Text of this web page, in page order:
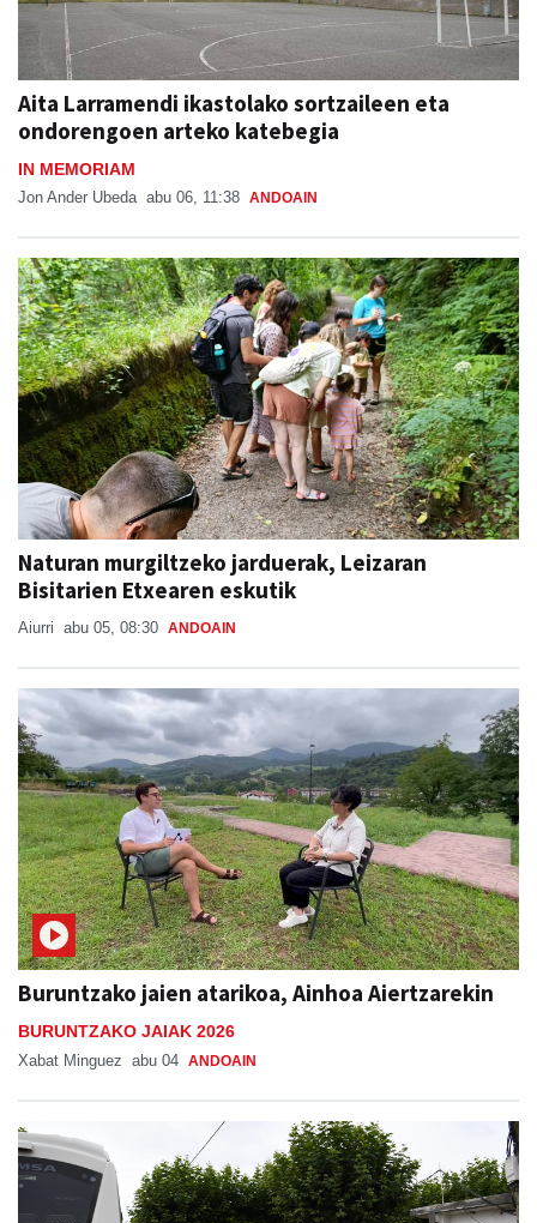
Aita Larramendi ikastolako sortzaileen eta
ondorengoen arteko katebegia
IN MEMORIAM
Jon Ander Ubeda abu 06, 11:38 ANDOAIN
Naturan murgiltzeko jarduerak, Leizaran
Bisitarien Etxearen eskutik
Aiurri abu 05, 08:30 ANDOAIN
Buruntzako jaien atarikoa, Ainhoa Aiertzarekin
BURUNTZAKO JAIAK 2026
Xabat Minguez abu 04 ANDOAIN